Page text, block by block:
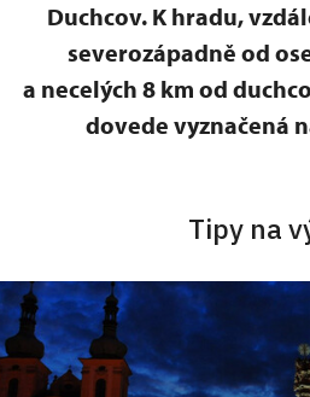
Duchcov. K hradu,
severozápadně od
a necelých 8 km od
dovede vyznačená
Tipy na